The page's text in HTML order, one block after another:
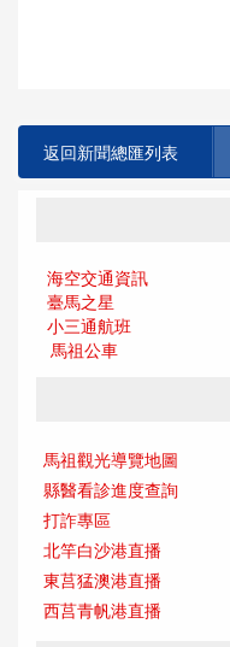
返回新聞總匯列表
海空交通資訊
臺馬之星
小三通航班
馬祖公車
馬祖觀光導覽地圖
縣醫看診進度查詢
打詐專區
北竿白沙港直播
東莒猛澳港直播
西莒青帆港直播